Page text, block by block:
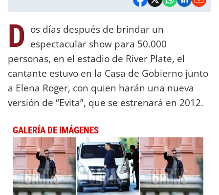
D os días después de brindar un
espectacular show para 50.000
personas, en el estadio de River Plate, el
cantante estuvo en la Casa de Gobierno junto
a Elena Roger, con quien harán una nueva
versión de “Evita”, que se estrenará en 2012.
GALERÍA DE IMÁGENES